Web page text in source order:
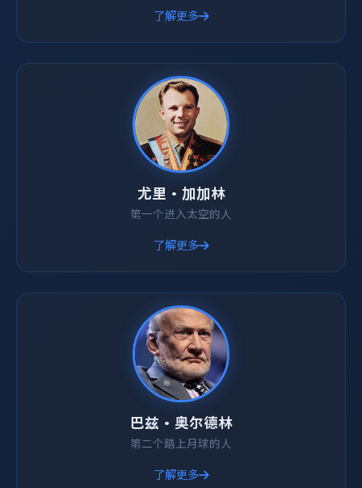
了解更多
尤里·加加林
第一个进入太空的人
了解更多
巴兹·奥尔德林
第二个踏上月球的人
了解更多